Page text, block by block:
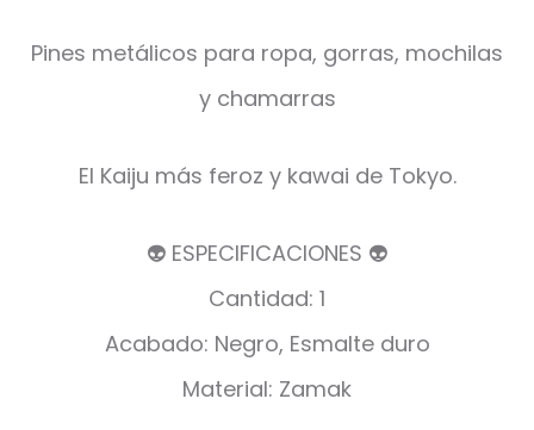
Pines metálicos para ropa, gorras, mochilas
y chamarras
El Kaiju más feroz y kawai de Tokyo.
👽 ESPECIFICACIONES 👽
Cantidad: 1
Acabado: Negro, Esmalte duro
Material: Zamak